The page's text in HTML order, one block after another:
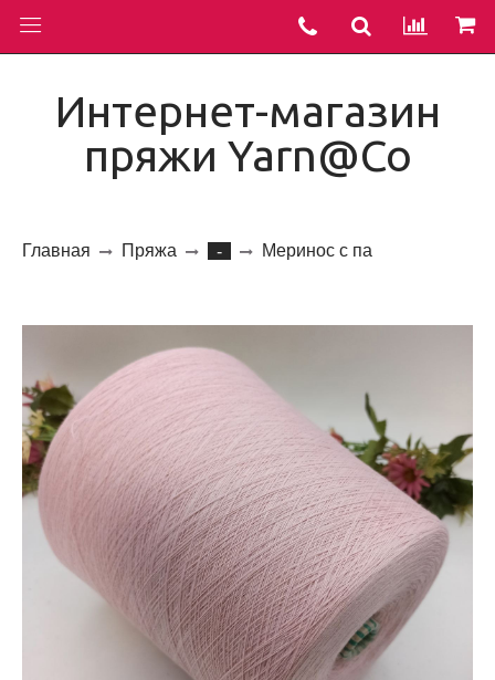
Интернет-магазин
пряжи Yarn@Co
Главная Пряжа - Меринос с па